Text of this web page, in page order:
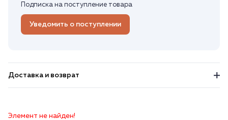
Подписка на поступление товара
Уведомить о поступлении
Доставка и возврат
Элемент не найден!